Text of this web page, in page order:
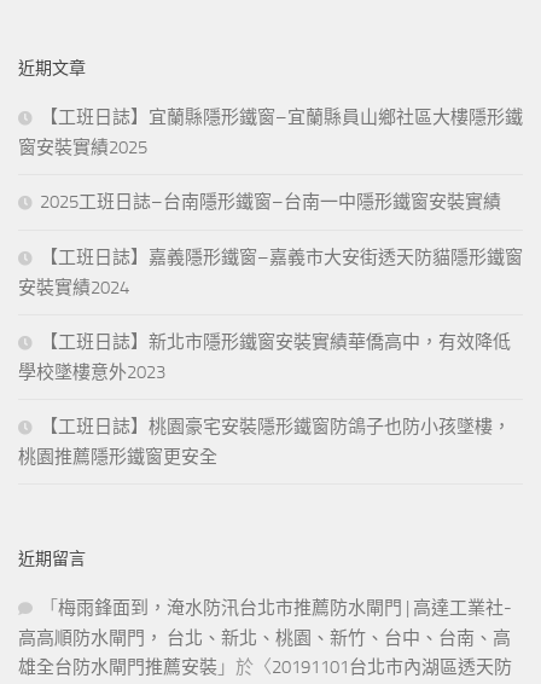
字:
近期文章
【工班日誌】宜蘭縣隱形鐵窗–宜蘭縣員山鄉社區大樓隱形鐵
窗安裝實績2025
2025工班日誌–台南隱形鐵窗–台南一中隱形鐵窗安裝實績
【工班日誌】嘉義隱形鐵窗–嘉義市大安街透天防貓隱形鐵窗
安裝實績2024
【工班日誌】新北市隱形鐵窗安裝實績華僑高中，有效降低
學校墜樓意外2023
【工班日誌】桃園豪宅安裝隱形鐵窗防鴿子也防小孩墜樓，
桃園推薦隱形鐵窗更安全
近期留言
「 梅雨鋒面到，淹水防汛台北市推薦防水閘門 | 高達工業社-
高高順防水閘門， 台北、新北、桃園、新竹、台中、台南、高
雄全台防水閘門推薦安裝 」於〈20191101台北市內湖區透天防